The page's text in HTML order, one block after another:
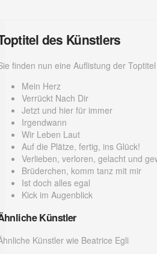
des Künstlers
finden nun eine Auflistung der
Mein Herz
Verrückt Nach Dir
Jetzt und hier für immer
Irgendwann
Wir Leben Laut
Auf die Plätze, fertig, ins Glück!
Verlieben, verloren, gelacht und
Brüderchen, komm tanz mit mir
Ist doch alles egal
Kick im Augenblick
Künstler
Künstler wie Beatrice Egli